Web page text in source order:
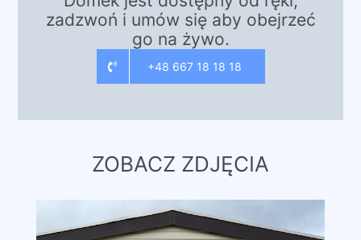
zadzwoń i umów się aby obejrzeć
go na żywo.
+48 667 18 18 18
ZOBACZ ZDJĘCIA